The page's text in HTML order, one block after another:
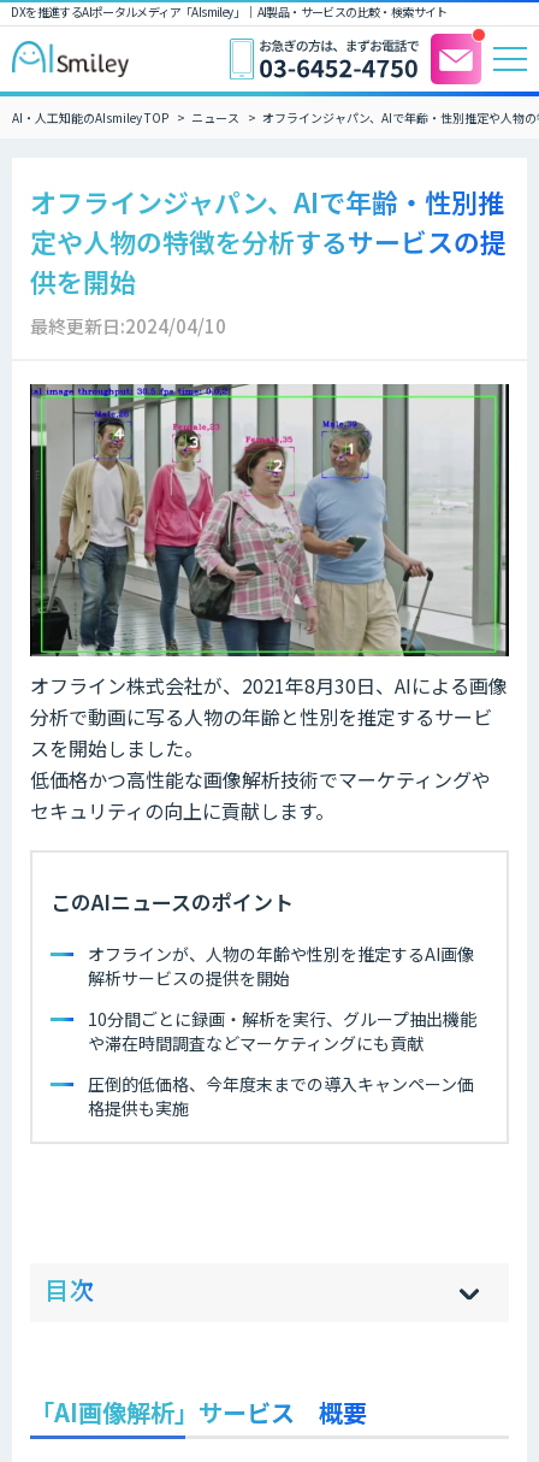
DXを推進するAIポータルメディア「AIsmiley」｜ AI製品・サービスの比較・検索サイト
AI・人工知能のAIsmiley TOP ニュース オフラインジャパン、AIで年齢・性別推定や人物
オフラインジャパン、AIで年齢・性別推
定や人物の特徴を分析するサービスの提
供を開始
最終更新日:2024/04/10
オフライン株式会社が、2021年8月30日、AIによる画像
分析で動画に写る人物の年齢と性別を推定するサービ
スを開始しました。
低価格かつ高性能な画像解析技術でマーケティングや
セキュリティの向上に貢献します。
このAIニュースのポイント
オフラインが、人物の年齢や性別を推定するAI画像
解析サービスの提供を開始
10分間ごとに録画・解析を実行、グループ抽出機能
や滞在時間調査などマーケティングにも貢献
圧倒的低価格、今年度末までの導入キャンペーン価
格提供も実施
目次 hi
]
sh
]
「AI画像解析」サービス 概要